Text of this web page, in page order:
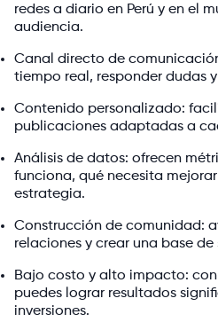
redes a diario en Perú y en el
audiencia.
Canal directo de
tiempo real, responder dudas
Contenido personalizado:
publicaciones adaptadas a
Análisis de datos: ofrecen
funciona, qué necesita
estrategia.
Construcción de comunidad:
relaciones y crear una base
Bajo costo y alto impacto:
puedes lograr resultados
inversiones.